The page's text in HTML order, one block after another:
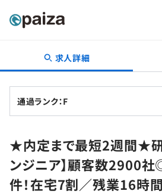
転職・キャリア
転職成功ガイド
転職エージェント
インタビュー
転職成功ガイド
新卒就活
求人検索
本選考
学習
求人詳細
通過ランク：F
★内定まで最短2週間★
ンジニア】顧客数2900
件！在宅7割／残業16時間